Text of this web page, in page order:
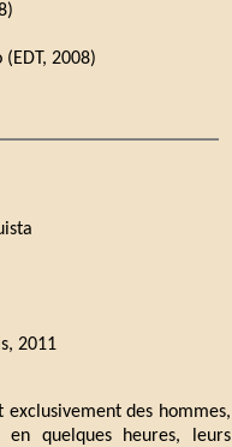
2008)
2011
des hommes,
quelques heures, leurs